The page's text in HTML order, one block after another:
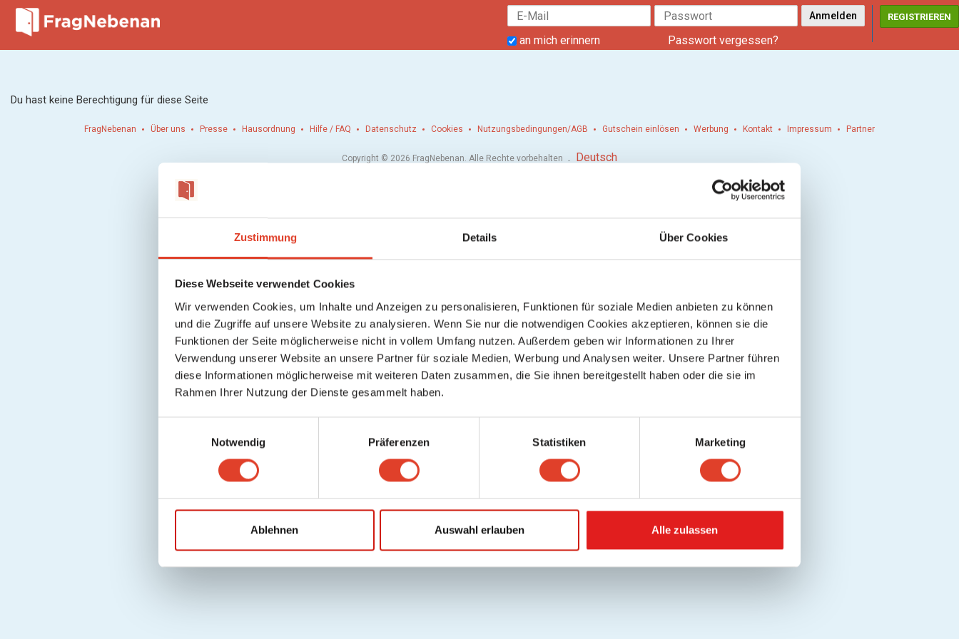
Zustimmung Details Über Cookies
Diese Webseite verwendet Cookies
Wir verwenden Cookies, um Inhalte und Anzeigen zu personalisieren, Funktionen für soziale Medien anbieten zu können
und die Zugriffe auf unsere Website zu analysieren. Wenn Sie nur die notwendigen Cookies akzeptieren, können sie die
Funktionen der Seite möglicherweise nicht in vollem Umfang nutzen. Außerdem geben wir Informationen zu Ihrer
Verwendung unserer Website an unsere Partner für soziale Medien, Werbung und Analysen weiter. Unsere Partner führen
diese Informationen möglicherweise mit weiteren Daten zusammen, die Sie ihnen bereitgestellt haben oder die sie im
Rahmen Ihrer Nutzung der Dienste gesammelt haben.
g
Notwendig Präferenzen Statistiken Marketing
Ablehnen Auswahl erlauben Alle zulassen
an mich erinnern Passwort vergessen?
REGISTRIEREN
Du hast keine Berechtigung für diese Seite
FragNebenan Über uns Presse Hausordnung Hilfe / FAQ Datenschutz Cookies Nutzungsbedingungen/AGB Gutschein einlösen Werbung Kontakt Impressum Partner
Copyright © 2026 FragNebenan. Alle Rechte vorbehalten . Deutsch